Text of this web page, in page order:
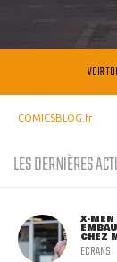
VOIR
COMICSBLOG.fr
LES DERNIÈRES
X-MEN
CHEZ
ECRANS